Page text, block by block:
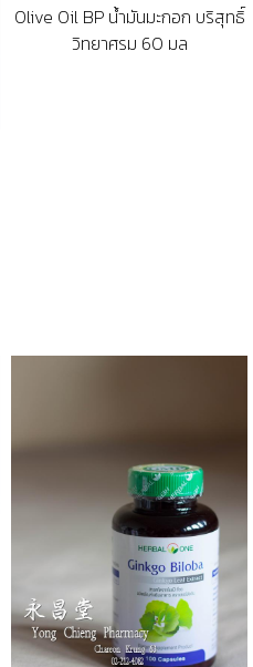
Olive Oil BP น้ำมันมะกอก บริสุทธิ์
วิทยาศรม 60 มล